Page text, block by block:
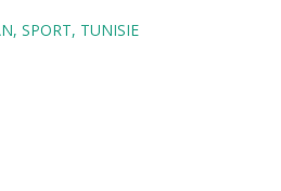
SPORT TUNISIE